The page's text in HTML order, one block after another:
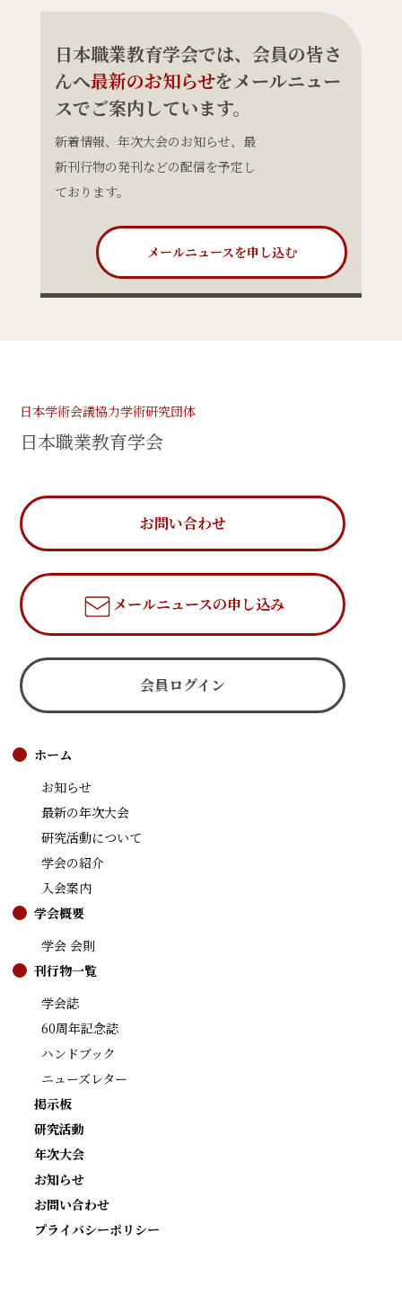
日本職業教育学会では、会員の皆さ
んへ最新のお知らせをメールニュー
スでご案内しています。
新着情報、年次大会のお知らせ、最
新刊行物の発刊などの配信を予定し
ております。
メールニュースを申し込む
日本学術会議協力学術研究団体
日本職業教育学会
お問い合わせ
メールニュースの申し込み
会員ログイン
ホーム
お知らせ
最新の年次大会
研究活動について
学会の紹介
入会案内
学会概要
学会 会則
刊行物一覧
学会誌
60周年記念誌
ハンドブック
ニューズレター
掲示板
研究活動
年次大会
お知らせ
お問い合わせ
プライバシーポリシー